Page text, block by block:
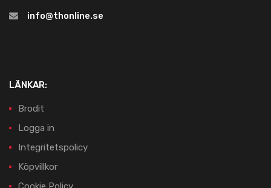
info@thonline.se
LÄNKAR:
Brodit
Logga in
Integritetspolicy
Köpvillkor